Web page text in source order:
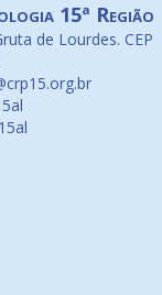
15ª Região
de Lourdes. CEP